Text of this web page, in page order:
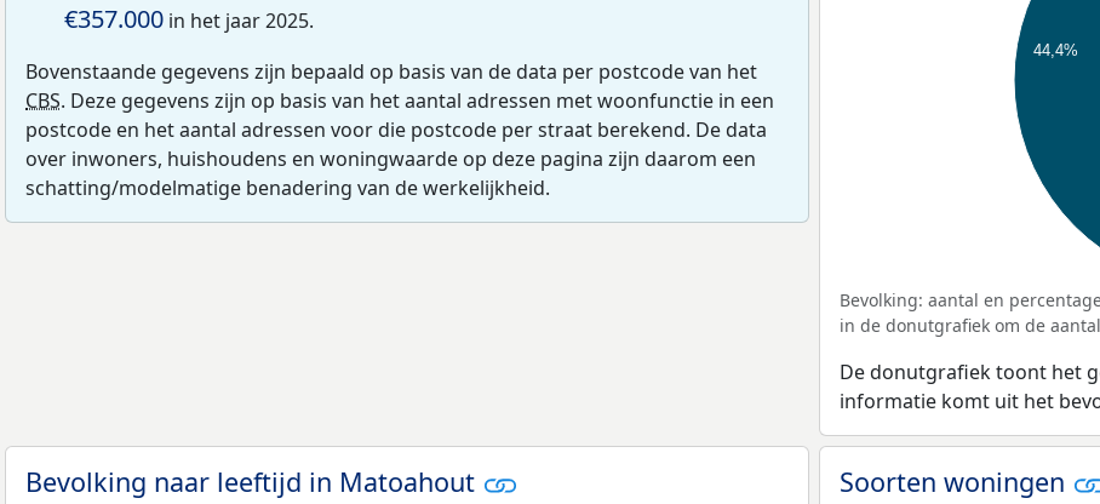
€357.000 in het jaar 2025.
Bovenstaande gegevens zijn bepaald op basis van de data per postcode van het
CBS. Deze gegevens zijn op basis van het aantal adressen met woonfunctie in een
postcode en het aantal adressen voor die postcode per straat berekend. De data
over inwoners, huishoudens en woningwaarde op deze pagina zijn daarom een
schatting/modelmatige benadering van de werkelijkheid.
44,4%
Bevolking: aantal en
in de donutgrafiek om de
De donutgrafiek toont het
informatie komt uit het
Bevolking naar leeftijd in Matoahout Soorten woningen